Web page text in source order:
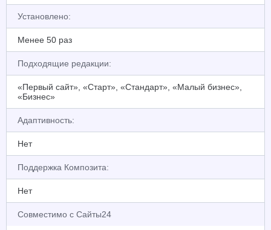
Установлено:
Менее 50 раз
Подходящие редакции:
«Первый сайт», «Старт», «Стандарт», «Малый бизнес»,
«Бизнес»
Адаптивность:
Нет
Поддержка Композита:
Нет
Совместимо с Сайты24